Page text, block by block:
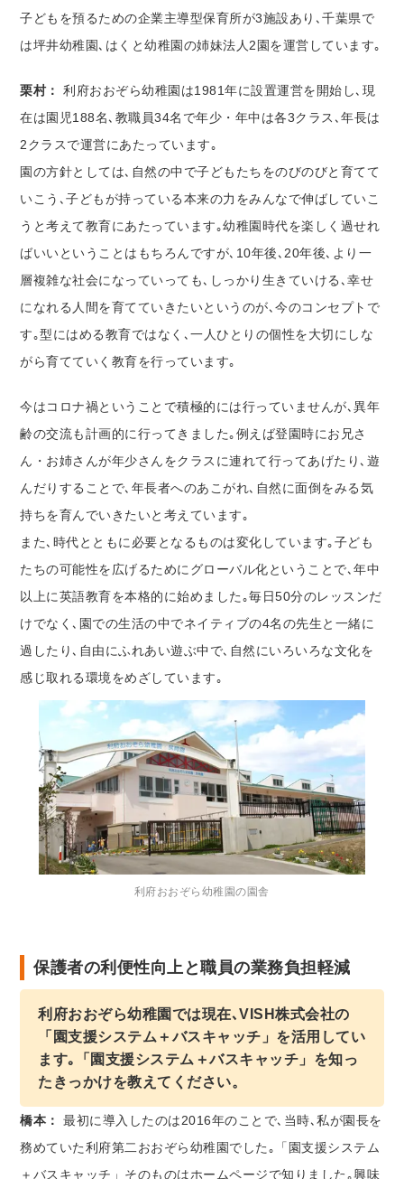
子どもを預るための企業主導型保育所が3施設あり､千葉県で
は坪井幼稚園､はくと幼稚園の姉妹法人2園を運営しています｡
栗村：利府おおぞら幼稚園は1981年に設置運営を開始し､現
在は園児188名､教職員34名で年少・年中は各3クラス､年長は
2クラスで運営にあたっています｡
園の方針としては､自然の中で子どもたちをのびのびと育てて
いこう､子どもが持っている本来の力をみんなで伸ばしていこ
うと考えて教育にあたっています｡幼稚園時代を楽しく過せれ
ばいいということはもちろんですが､10年後､20年後､より一
層複雑な社会になっていっても､しっかり生きていける､幸せ
になれる人間を育てていきたいというのが､今のコンセプトで
す｡型にはめる教育ではなく､一人ひとりの個性を大切にしな
がら育てていく教育を行っています｡
今はコロナ禍ということで積極的には行っていませんが､異年
齢の交流も計画的に行ってきました｡例えば登園時にお兄さ
ん・お姉さんが年少さんをクラスに連れて行ってあげたり､遊
んだりすることで､年長者へのあこがれ､自然に面倒をみる気
持ちを育んでいきたいと考えています｡
また､時代とともに必要となるものは変化しています｡子ども
たちの可能性を広げるためにグローバル化ということで､年中
以上に英語教育を本格的に始めました｡毎日50分のレッスンだ
けでなく､園での生活の中でネイティブの4名の先生と一緒に
過したり､自由にふれあい遊ぶ中で､自然にいろいろな文化を
感じ取れる環境をめざしています｡
利府おおぞら幼稚園の園舎
保護者の利便性向上と職員の業務負担軽減
利府おおぞら幼稚園では現在､VISH株式会社の
「園支援システム＋バスキャッチ」を活用してい
ます｡「園支援システム＋バスキャッチ」を知っ
たきっかけを教えてください。
橋本：最初に導入したのは2016年のことで､当時､私が園長を
務めていた利府第二おおぞら幼稚園でした｡「園支援システム
＋バスキャッチ」そのものはホームページで知りました｡興味